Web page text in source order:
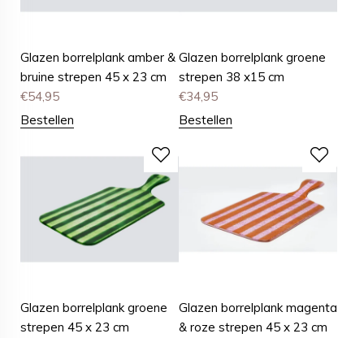
Glazen borrelplank amber &
bruine strepen 45 x 23 cm
€54,95
Bestellen
Glazen borrelplank groene
strepen 38 x15 cm
€34,95
Bestellen
Glazen borrelplank groene
strepen 45 x 23 cm
Glazen borrelplank magenta
& roze strepen 45 x 23 cm